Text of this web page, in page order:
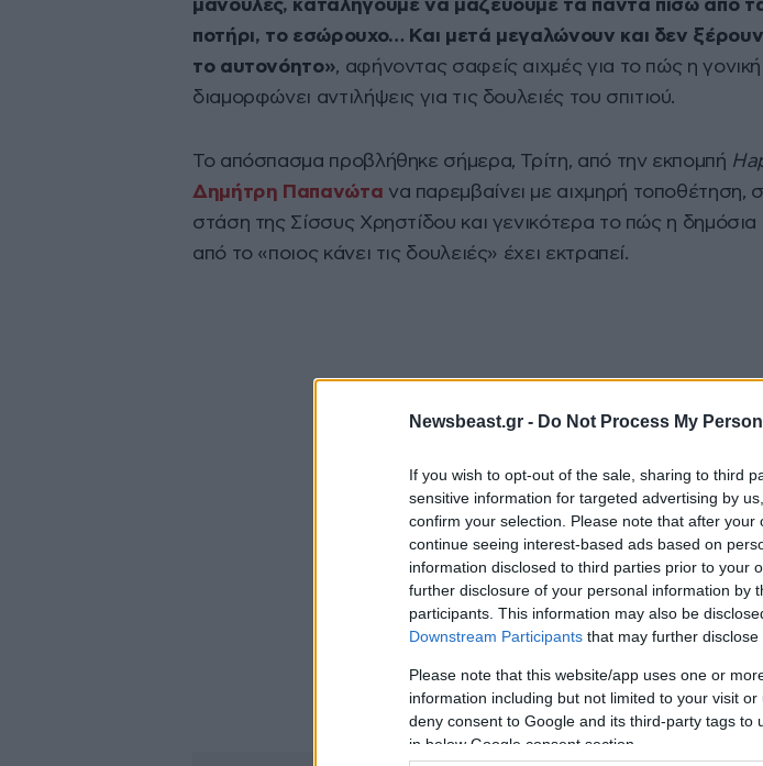
Newsbeast.gr - Do Not Process My
If you wish to opt-out of the sale, sharing to third
sensitive information for targeted advertising by
confirm your selection. Please note that after
continue seeing interest-based ads based on
information disclosed to third parties prior to your
further disclosure of your personal information by
participants. This information may also be
Downstream Participants that may further
Please note that this website/app uses one or
information including but not limited to your visit
deny consent to Google and its third-party tags to
in below Google consent section.
μανούλες, καταλήγουμε να μαζεύουμε τα πάντα πίσω από
ποτήρι, το εσώρουχο… Και μετά μεγαλώνουν και δεν
το αυτονόητο», αφήνοντας σαφείς αιχμές για το πώς η
διαμορφώνει αντιλήψεις για τις δουλειές του σπιτιού.
Το απόσπασμα προβλήθηκε σήμερα, Τρίτη, από την εκπομπή
Δημήτρη Παπανώτα να παρεμβαίνει με αιχμηρή τοποθέτηση,
στάση της Σίσσυς Χρηστίδου και γενικότερα το πώς η
από το «ποιος κάνει τις δουλειές» έχει εκτραπεί.